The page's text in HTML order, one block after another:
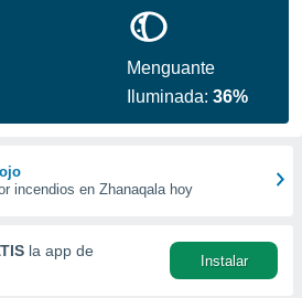
Menguante
Iluminada:36%
incendios en Zhanaqala hoy
la app de
Instalar